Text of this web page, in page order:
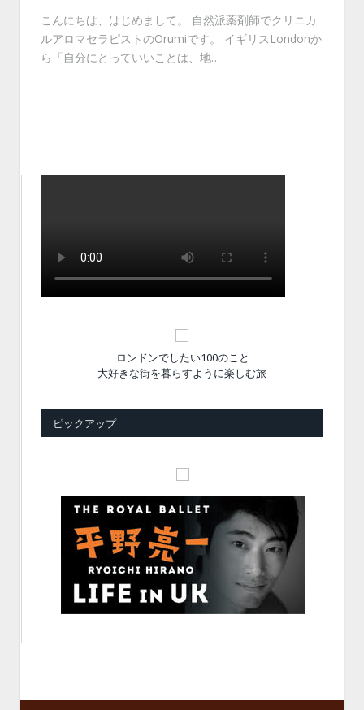
こんにちは、はじめまして。 自然派薬剤師でクリニカ
ルアロマセラピストのOrumiです。 イギリスLondonか
ら「自分にとっていいことは、地…
ロンドンでしたい100のこと
大好きな街を暮らすように楽しむ旅
ピックアップ